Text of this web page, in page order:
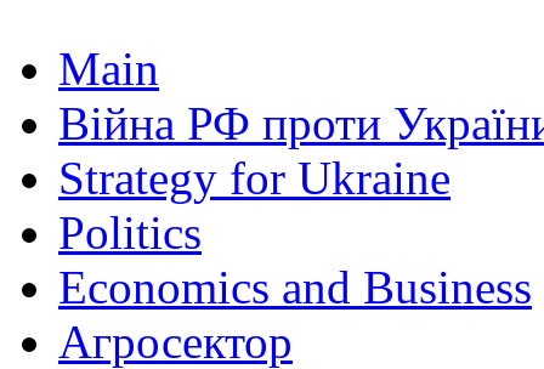
Main
Війна РФ проти
Strategy for Ukraine
Politics
Economics and Business
Агросектор